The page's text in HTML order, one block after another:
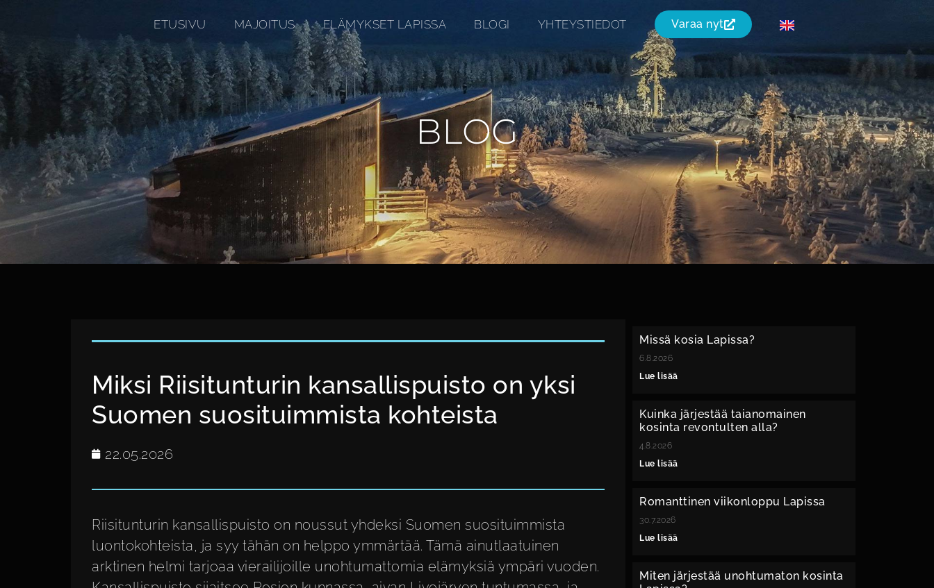
ETUSIVU MAJOITUS ELÄMYKSET LAPISSA BLOGI YHTEYSTIEDOT Varaa nyt
BLOG
Miksi Riisitunturin kansallispuisto on yksi
Suomen suosituimmista kohteista
22.05.2026
Riisitunturin kansallispuisto on noussut yhdeksi Suomen suosituimmista
luontokohteista, ja syy tähän on helppo ymmärtää. Tämä ainutlaatuinen
arktinen helmi tarjoaa vierailijoille unohtumattomia elämyksiä ympäri vuoden.
Missä kosia Lapissa?
6.8.2026
Lue lisää
Kuinka järjestää taianomainen
kosinta revontulten alla?
4.8.2026
Lue lisää
Romanttinen viikonloppu Lapissa
30.7.2026
Lue lisää
Miten järjestää unohtumaton kosinta